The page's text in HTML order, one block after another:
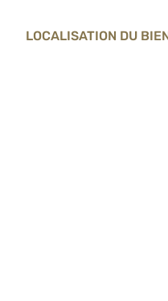
LOCALISATION DU